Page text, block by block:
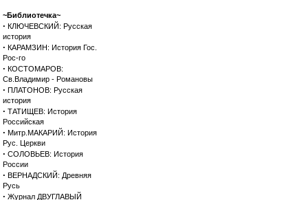
~Библиотечка~
· КЛЮЧЕВСКИЙ: Русская
история
· КАРАМЗИН: История Гос.
Рос-го
· КОСТОМАРОВ:
Св.Владимир - Романовы
· ПЛАТОНОВ: Русская
история
· ТАТИЩЕВ: История
Российская
· Митр.МАКАРИЙ: История
Рус. Церкви
· СОЛОВЬЕВ: История
России
· ВЕРНАДСКИЙ: Древняя
Русь
· Журнал ДВУГЛАВЫЙ